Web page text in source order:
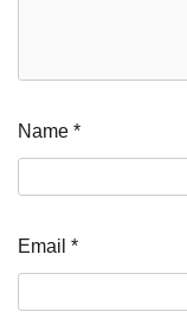
Name *
Email *